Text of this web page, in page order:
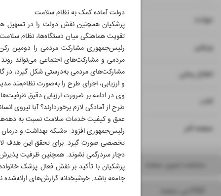
دولت آماده کمک به نظام سلامت
پزشکیان همچنین نقش دولت را در تسهیل
تقویت هماهنگی میان دستگاه‌ها، نظام
رئیس‌جمهوری مشارکت مردمی را دومین رکن
مردمی و مشارکت‌های اجتماعی می‌تواند
مشارکت‌های مردمی به‌درستی شکل گیرد، در
و ارزیابی، اجرای طرح را به‌صورت نظام‌مند
وی در ادامه بر ضرورت ارزیابی دقیق
طرح از آمادگی لازم برخوردارند؟ آیا نیروی
عمق و کیفیت خدمات سلامت نسبت به
رئیس‌جمهوری افزود: «شبکه بهداشت و درمان
تخصصی صورت گیرد. برای تحقق این هدف
دچار سردرگمی نشوند. همچنین ظرفیت
پزشکیان با تأکید بر نقش فعال پزشک
جامعه باشد. خوشبختانه گزارش‌های
حوادث ۱۱
ورزشی ۱۲ ۱۳
اطلاع رسانی ۱۴
کتاب ۱۵
صفحه آخر ۱۶